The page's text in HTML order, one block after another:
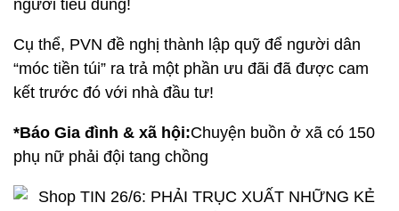
người tiêu dùng!
Cụ thể, PVN đề nghị thành lập quỹ để người dân
“móc tiền túi” ra trả một phần ưu đãi đã được cam
kết trước đó với nhà đầu tư!
*Báo Gia đình & xã hội:Chuyện buồn ở xã có 150
phụ nữ phải đội tang chồng